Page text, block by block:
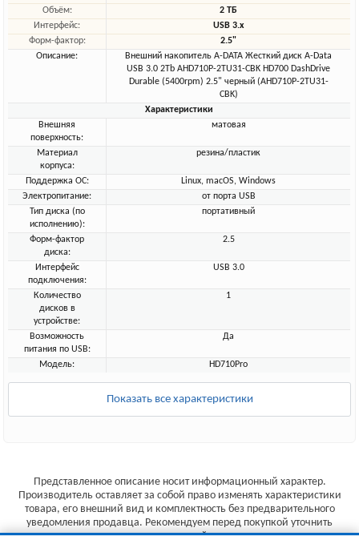
Объём:
2 ТБ
Интерфейс:
USB 3.x
Форм-фактор:
2.5"
Описание:
Внешний накопитель A-DATA Жесткий диск A-Data
USB 3.0 2Tb AHD710P-2TU31-CBK HD700 DashDrive
Durable (5400rpm) 2.5" черный (AHD710P-2TU31-
CBK)
Характеристики
Внешняя
поверхность:
матовая
Материал
корпуса:
резина/пластик
Поддержка ОС:
Linux, macOS, Windows
Электропитание:
от порта USB
Тип диска (по
исполнению):
портативный
Форм-фактор
диска:
2.5
Интерфейс
подключения:
USB 3.0
Количество
дисков в
устройстве:
1
Возможность
питания по USB:
Да
Модель: HD710Pro
Показать все характеристики
Представленное описание носит информационный характер.
Производитель оставляет за собой право изменять характеристики
товара, его внешний вид и комплектность без предварительного
уведомления продавца. Рекомендуем перед покупкой уточнить